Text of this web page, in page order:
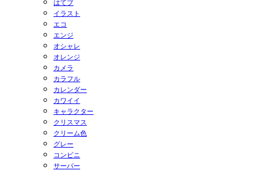
はてブ
イラスト
エコ
エンジ
オシャレ
オレンジ
カメラ
カラフル
カレンダー
カワイイ
キャラクター
クリスマス
クリーム色
グレー
コンビニ
サーバー